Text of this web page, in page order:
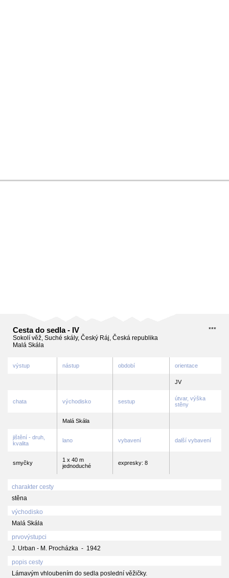
***
Cesta do sedla - IV
Sokolí věž, Suché skály, Český Ráj, Česká republika
Malá Skála
výstup nástup období orientace
JV
chata východisko sestup
útvar, výška
stěny
Malá Skála
jištění - druh,
kvalita
lano vybavení další vybavení
smyčky
1 x 40 m
jednoduché
expresky: 8
charakter cesty
stěna
východisko
Malá Skála
prvovýstupci
J. Urban - M. Procházka - 1942
popis cesty
Lámavým vhloubením do sedla poslední věžičky.